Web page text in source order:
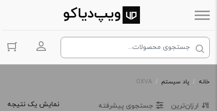
ورود به
خانه / پاد سیستم /
OXVA
نمایش یک نتیجه ارزان‌ترین جستجوی پیشرفته